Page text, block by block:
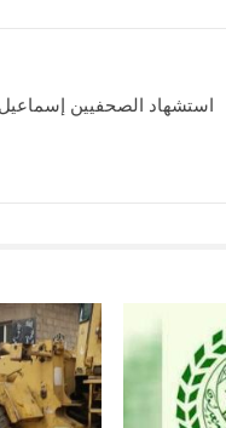
استشهاد الصحفيين